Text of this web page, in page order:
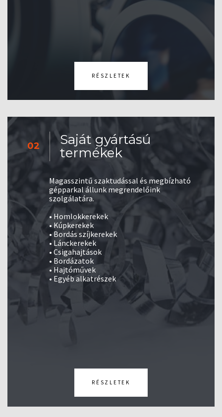
RÉSZLETEK
02
Saját gyártású
termékek
Magasszintű szaktudással és megbízható
gépparkal állunk megrendelőink
szolgálatára.
• Homlokkerekek
• Kúpkerekek
• Bordás szíjkerekek
• Lánckerekek
• Csigahajtások
• Bordázatok
• Hajtóművek
• Egyéb alkatrészek
RÉSZLETEK